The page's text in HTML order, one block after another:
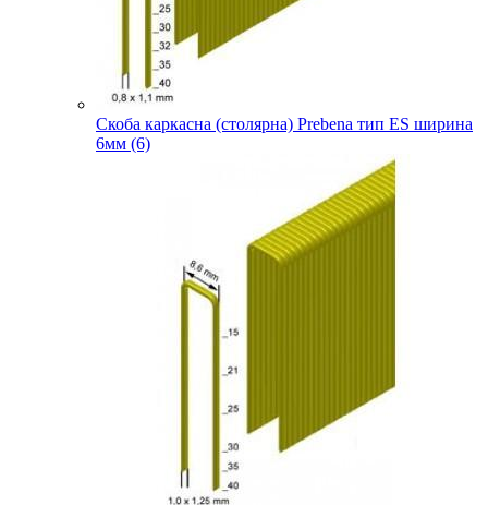
Скоба каркасна (столярна) Prebena тип ES ширина
6мм (6)